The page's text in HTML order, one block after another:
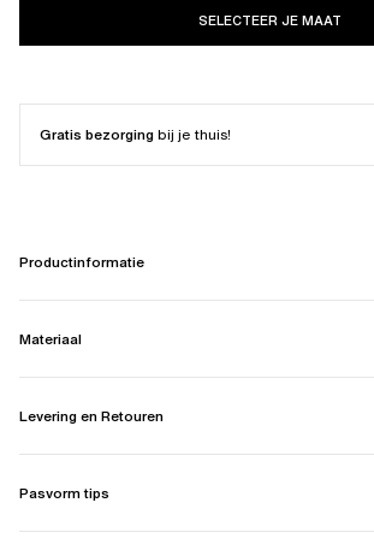
SELECTEER JE MAAT
Gratis bezorgingbij je thuis!
Productinformatie
Materiaal
Levering en Retouren
Pasvorm tips